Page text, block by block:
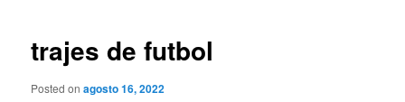
trajes de futbol
Posted onagosto 16, 2022